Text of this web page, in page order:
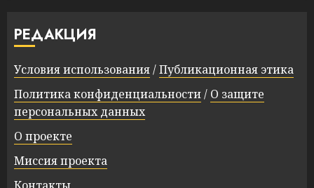
РЕДАКЦИЯ
Условия использования/Публикационная этика
Политика конфиденциальности/ О защите
персональных данных
О проекте
Миссия проекта